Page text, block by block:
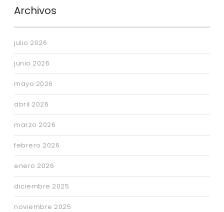
Archivos
julio 2026
junio 2026
mayo 2026
abril 2026
marzo 2026
febrero 2026
enero 2026
diciembre 2025
noviembre 2025